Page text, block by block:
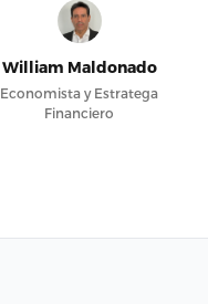
William Maldonado
Economista y Estratega
Financiero